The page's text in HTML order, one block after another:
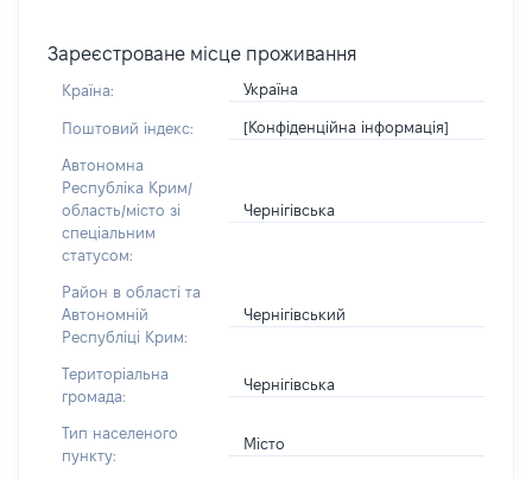
Зареєстроване місце проживання
Країна: Україна
Поштовий індекс: [Конфіденційна інформація]
Автономна
Республіка Крим/
область/місто зі
спеціальним
статусом:
Чернігівська
Район в області та
Автономній
Республіці Крим:
Чернігівський
Територіальна
громада:
Чернігівська
Тип населеного
пункту:
Місто